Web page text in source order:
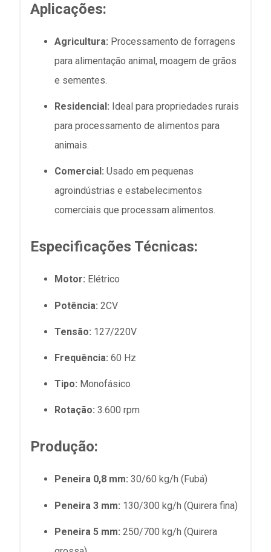
Aplicações:
Agricultura: Processamento de forragens
para alimentação animal, moagem de grãos
e sementes.
Residencial: Ideal para propriedades rurais
para processamento de alimentos para
animais.
Comercial: Usado em pequenas
agroindústrias e estabelecimentos
comerciais que processam alimentos.
Especificações Técnicas:
Motor: Elétrico
Potência: 2CV
Tensão: 127/220V
Frequência: 60 Hz
Tipo: Monofásico
Rotação: 3.600 rpm
Produção:
Peneira 0,8 mm: 30/60 kg/h (Fubá)
Peneira 3 mm: 130/300 kg/h (Quirera fina)
Peneira 5 mm: 250/700 kg/h (Quirera